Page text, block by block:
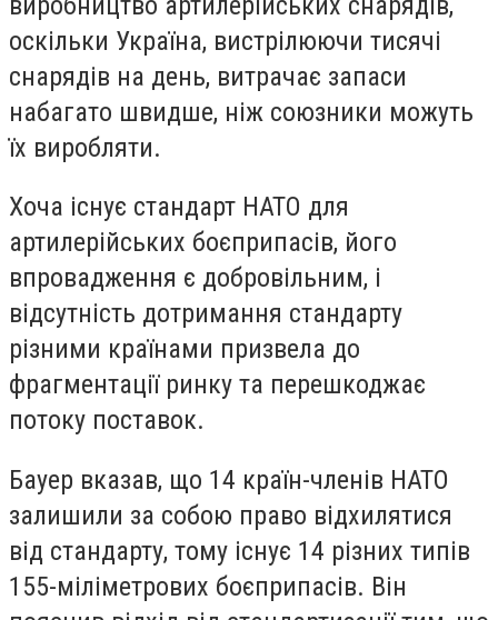
оскільки Україна, вистрілюючи тисячі
снарядів на день, витрачає запаси
набагато швидше, ніж союзники можуть
їх виробляти.
Хоча існує стандарт НАТО для
артилерійських боєприпасів, його
впровадження є добровільним, і
відсутність дотримання стандарту
різними країнами призвела до
фрагментації ринку та перешкоджає
потоку поставок.
Бауер вказав, що 14 країн-членів НАТО
залишили за собою право відхилятися
від стандарту, тому існує 14 різних типів
155-міліметрових боєприпасів. Він